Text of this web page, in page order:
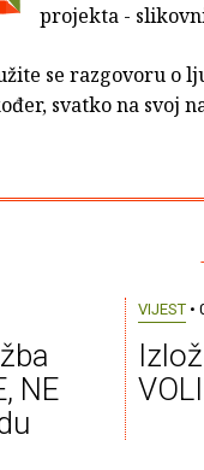
projekta -
se razgovoru o
svatko na svoj
NE
VIJEST•